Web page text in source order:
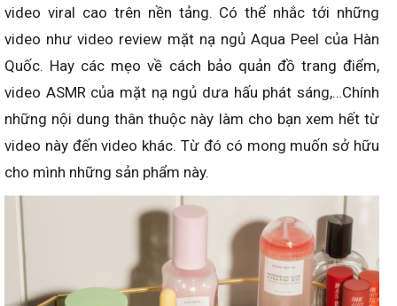
video viral cao trên nền tảng. Có thể nhắc tới những
video như video review mặt nạ ngủ Aqua Peel của Hàn
Quốc. Hay các mẹo về cách bảo quản đồ trang điểm,
video ASMR của mặt nạ ngủ dưa hấu phát sáng,…Chính
những nội dung thân thuộc này làm cho bạn xem hết từ
video này đến video khác. Từ đó có mong muốn sở hữu
cho mình những sản phẩm này.